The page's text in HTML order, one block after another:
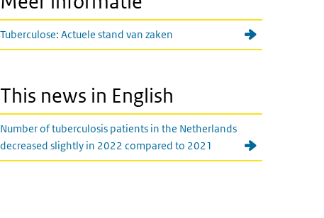
Tuberculose: Actuele stand van zaken
This news in English
Number of tuberculosis patients in the Netherlands
decreased slightly in 2022 compared to 2021